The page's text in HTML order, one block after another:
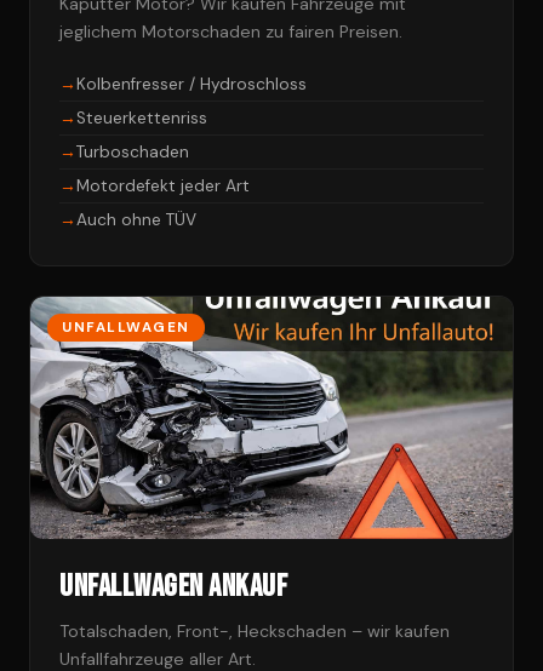
jeglichem Motorschaden zu fairen Preisen.
Kolbenfresser / Hydroschloss
Steuerkettenriss
Turboschaden
Motordefekt jeder Art
Auch ohne TÜV
UNFALLWAGEN
Unfallwagen Ankauf
Totalschaden, Front-, Heckschaden – wir kaufen
Unfallfahrzeuge aller Art.